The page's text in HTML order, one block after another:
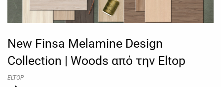
New Finsa Melamine Design
Collection | Woods από την Eltop
ELTOP